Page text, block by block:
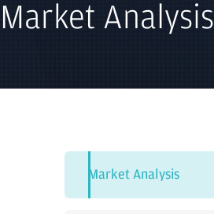
Market Analysis
Market Analysis